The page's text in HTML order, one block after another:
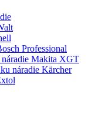
Professional
Makita XGT
náradie Kärcher